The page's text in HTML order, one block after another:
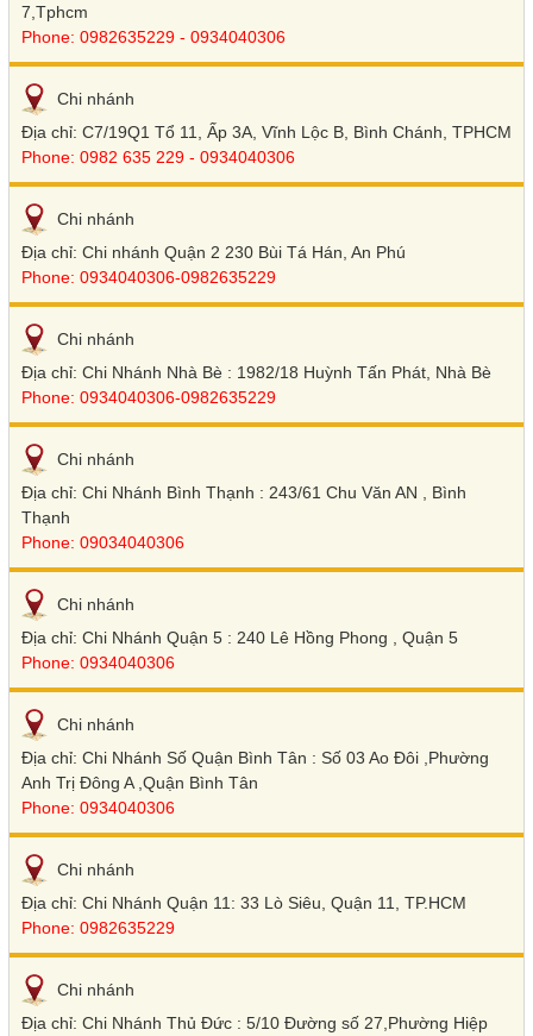
7,Tphcm
Phone: 0982635229 - 0934040306
Chi nhánh
Địa chỉ: C7/19Q1 Tổ 11, Ấp 3A, Vĩnh Lộc B, Bình Chánh, TPHCM
Phone: 0982 635 229 - 0934040306
Chi nhánh
Địa chỉ: Chi nhánh Quận 2 230 Bùi Tá Hán, An Phú
Phone: 0934040306-0982635229
Chi nhánh
Địa chỉ: Chi Nhánh Nhà Bè : 1982/18 Huỳnh Tấn Phát, Nhà Bè
Phone: 0934040306-0982635229
Chi nhánh
Địa chỉ: Chi Nhánh Bình Thạnh : 243/61 Chu Văn AN , Bình
Thạnh
Phone: 09034040306
Chi nhánh
Địa chỉ: Chi Nhánh Quận 5 : 240 Lê Hồng Phong , Quận 5
Phone: 0934040306
Chi nhánh
Địa chỉ: Chi Nhánh Số Quận Bình Tân : Số 03 Ao Đôi ,Phường
Anh Trị Đông A ,Quận Bình Tân
Phone: 0934040306
Chi nhánh
Địa chỉ: Chi Nhánh Quận 11: 33 Lò Siêu, Quận 11, TP.HCM
Phone: 0982635229
Chi nhánh
Địa chỉ: Chi Nhánh Thủ Đức : 5/10 Đường số 27,Phường Hiệp